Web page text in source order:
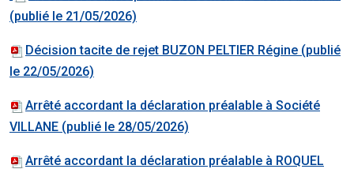
(publié le 21/05/2026)
Décision tacite de rejet BUZON PELTIER Régine (publié
le 22/05/2026)
Arrêté accordant la déclaration préalable à Société
VILLANE (publié le 28/05/2026)
Arrêté accordant la déclaration préalable à ROQUEL